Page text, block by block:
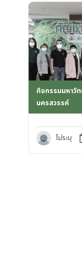
กิจกรรมมหาวิ
นครสวรรค์
ไม่ระบุ